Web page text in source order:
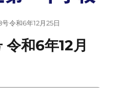
令和6年12月25日
和6年12月